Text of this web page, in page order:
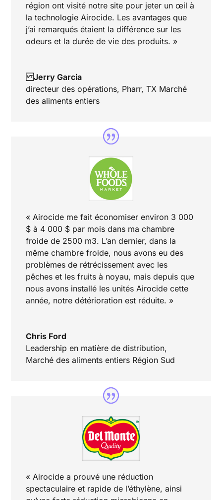
région ont visité notre site pour jeter un œil à
la technologie Airocide. Les avantages que
j’ai remarqués étaient la différence sur les
odeurs et la durée de vie des produits. »
Jerry Garcia
directeur des opérations, Pharr, TX Marché
des aliments entiers
« Airocide me fait économiser environ 3 000
$ à 4 000 $ par mois dans ma chambre
froide de 2500 m3. L’an dernier, dans la
même chambre froide, nous avons eu des
problèmes de rétrécissement avec les
pêches et les fruits à noyau, mais depuis que
nous avons installé les unités Airocide cette
année, notre détérioration est réduite. »
Chris Ford
Leadership en matière de distribution,
Marché des aliments entiers Région Sud
« Airocide a prouvé une réduction
spectaculaire et rapide de l’éthylène, ainsi